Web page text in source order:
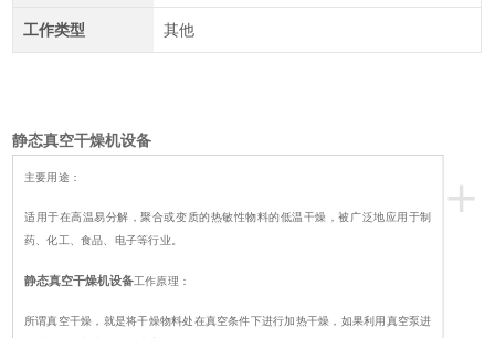
工作类型 其他
静态真空干燥机设备
+
主要用途：
适用于在高温易分解，聚合或变质的热敏性物料的低温干燥，被广泛地应用于制
药、化工、食品、电子等行业。
静态真空干燥机设备工作原理：
所谓真空干燥，就是将干燥物料处在真空条件下进行加热干燥，如果利用真空泵进